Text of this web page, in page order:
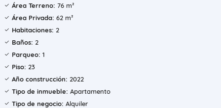
Área Terreno: 76 m²
Área Privada: 62 m²
Habitaciones: 2
Baños: 2
Parqueo: 1
Piso: 23
Año construcción: 2022
Tipo de inmueble: Apartamento
Tipo de negocio: Alquiler